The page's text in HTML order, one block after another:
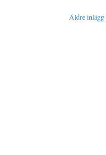
Äldre inlägg